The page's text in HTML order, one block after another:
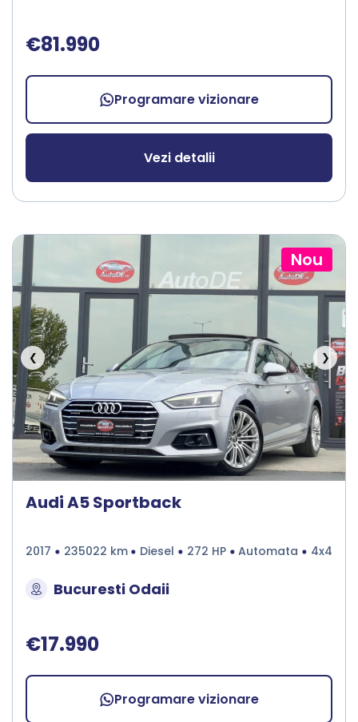
€81.990
Programare vizionare
Vezi detalii
Nou
❮ ❯
Audi A5 Sportback
2017 235022 km Diesel 272 HP Automata 4x4
Bucuresti Odaii
€17.990
Programare vizionare